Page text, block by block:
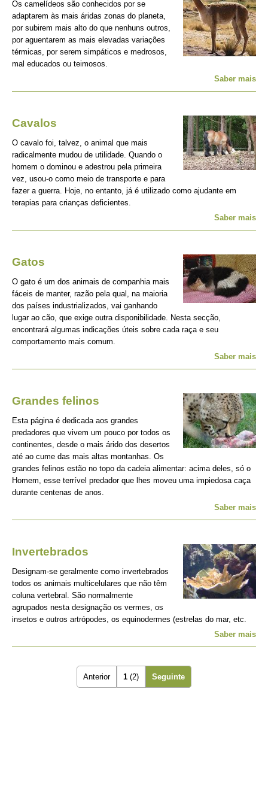
Os camelídeos são conhecidos por se
adaptarem às mais áridas zonas do planeta,
por subirem mais alto do que nenhuns outros,
por aguentarem as mais elevadas variações
térmicas, por serem simpáticos e medrosos,
mal educados ou teimosos.
Saber mais
Cavalos
O cavalo foi, talvez, o animal que mais
radicalmente mudou de utilidade. Quando o
homem o dominou e adestrou pela primeira
vez, usou-o como meio de transporte e para
fazer a guerra. Hoje, no entanto, já é utilizado como ajudante em
terapias para crianças deficientes.
Saber mais
Gatos
O gato é um dos animais de companhia mais
fáceis de manter, razão pela qual, na maioria
dos países industrializados, vai ganhando
lugar ao cão, que exige outra disponibilidade. Nesta secção,
encontrará algumas indicações úteis sobre cada raça e seu
comportamento mais comum.
Saber mais
Grandes felinos
Esta página é dedicada aos grandes
predadores que vivem um pouco por todos os
continentes, desde o mais árido dos desertos
até ao cume das mais altas montanhas. Os
grandes felinos estão no topo da cadeia alimentar: acima deles, só o
Homem, esse terrível predador que lhes moveu uma impiedosa caça
durante centenas de anos.
Saber mais
Invertebrados
Designam-se geralmente como invertebrados
todos os animais multicelulares que não têm
coluna vertebral. São normalmente
agrupados nesta designação os vermes, os
insetos e outros artrópodes, os equinodermes (estrelas do mar, etc.
Saber mais
Anterior 1 (2) Seguinte